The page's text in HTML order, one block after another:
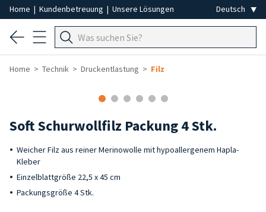
Home | Kundenbetreuung | Unsere Lösungen
Home Technik Druckentlastung Filz
Soft Schurwollfilz Packung 4 Stk.
Weicher Filz aus reiner Merinowolle mit hypoallergenem Hapla-
Kleber
Einzelblattgröße 22,5 x 45 cm
Packungsgröße 4 Stk.